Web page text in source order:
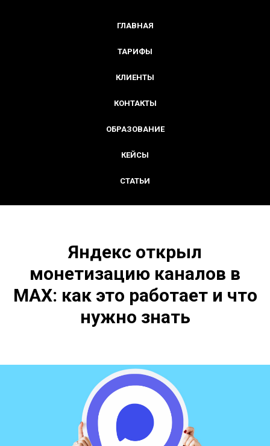
ГЛАВНАЯ
ТАРИФЫ
КЛИЕНТЫ
КОНТАКТЫ
ОБРАЗОВАНИЕ
КЕЙСЫ
СТАТЬИ
Яндекс открыл
монетизацию каналов в
MAX: как это работает и что
нужно знать